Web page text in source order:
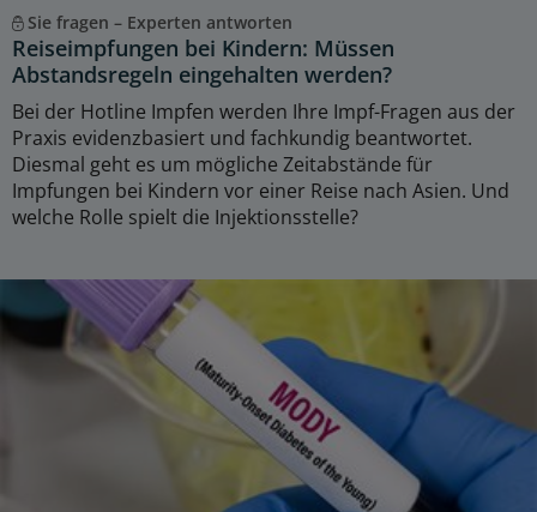
Sie fragen – Experten antworten
Reiseimpfungen bei Kindern: Müssen
Abstandsregeln eingehalten werden?
Bei der Hotline Impfen werden Ihre Impf-Fragen aus der
Praxis evidenzbasiert und fachkundig beantwortet.
Diesmal geht es um mögliche Zeitabstände für
Impfungen bei Kindern vor einer Reise nach Asien. Und
welche Rolle spielt die Injektionsstelle?